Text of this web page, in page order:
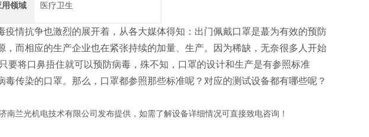
用领域 医疗卫生
疫情抗争也激烈的展开着，从各大媒体得知：出门佩戴口罩是蕞为有效的预防
而相应的生产企业也在紧张持续的加量、生产。因为稀缺，无奈很多人开始
要将口鼻捂住就可以预防病毒，殊不知，口罩的设计和生产是有参照标准
传染的口罩。那么，口罩都参照那些标准呢？对应的测试设备都有哪些呢？
南兰光机电技术有限公司发布提供，如需了解设备详细情况可直接致电咨询！